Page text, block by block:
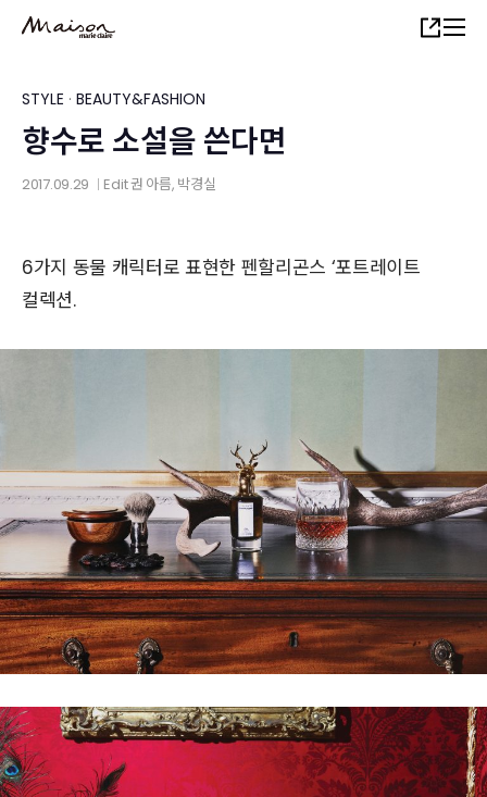
content
Share
STYLE · BEAUTY&FASHION
향수로 소설을 쓴다면
2017.09.29 Edit권 아름, 박경실
6가지 동물 캐릭터로 표현한 펜할리곤스 ‘포트레이트
컬렉션.